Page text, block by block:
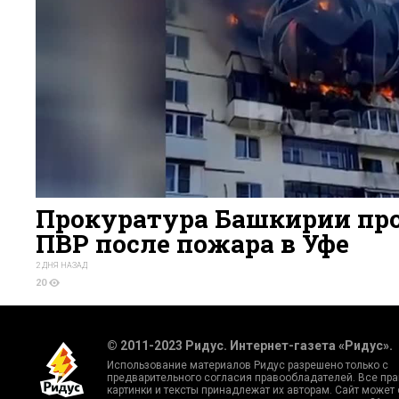
Прокуратура Башкирии
ПВР после пожара в Уфе
2 ДНЯ НАЗАД
20
© 2011-2023 Ридус. Интернет-газета «Ридус».
Использование материалов Ридус разрешено только с
предварительного согласия правообладателей. Все
картинки и тексты принадлежат их авторам. Сайт может